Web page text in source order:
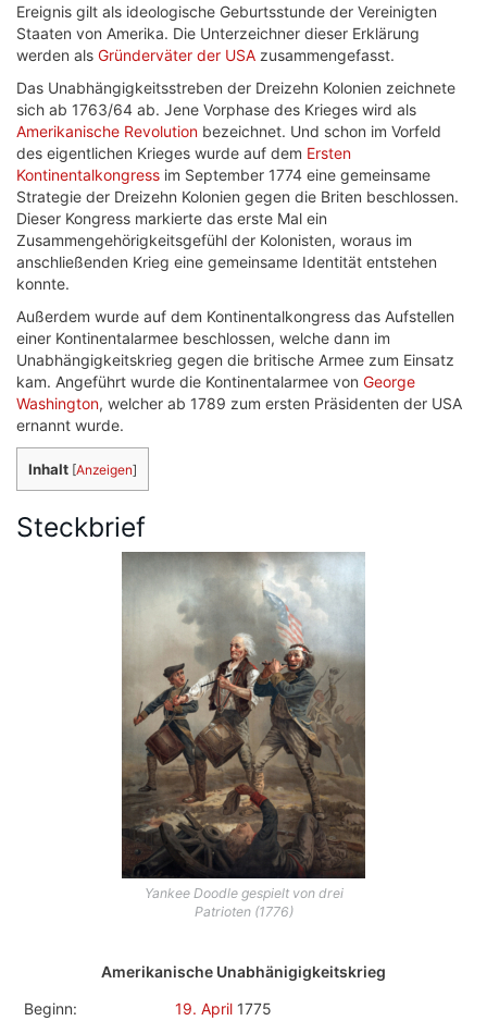
Ereignis gilt als ideologische Geburtsstunde der Vereinigten
Staaten von Amerika. Die Unterzeichner dieser Erklärung
werden als Gründerväter der USA zusammengefasst.
Das Unabhängigkeitsstreben der Dreizehn Kolonien zeichnete
sich ab 1763/64 ab. Jene Vorphase des Krieges wird als
Amerikanische Revolution bezeichnet. Und schon im Vorfeld
des eigentlichen Krieges wurde auf dem Ersten
Kontinentalkongress im September 1774 eine gemeinsame
Strategie der Dreizehn Kolonien gegen die Briten beschlossen.
Dieser Kongress markierte das erste Mal ein
Zusammengehörigkeitsgefühl der Kolonisten, woraus im
anschließenden Krieg eine gemeinsame Identität entstehen
konnte.
Außerdem wurde auf dem Kontinentalkongress das Aufstellen
einer Kontinentalarmee beschlossen, welche dann im
Unabhängigkeitskrieg gegen die britische Armee zum Einsatz
kam. Angeführt wurde die Kontinentalarmee von George
Washington, welcher ab 1789 zum ersten Präsidenten der USA
ernannt wurde.
Inhalt [Anzeigen]
Steckbrief
Yankee Doodle gespielt von drei
Patrioten (1776)
Amerikanische Unabhänigigkeitskrieg
Beginn:
19. April 1775